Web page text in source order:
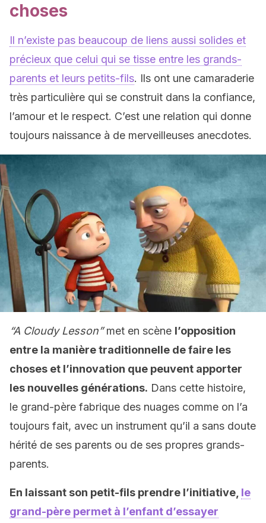
choses
Il n’existe pas beaucoup de liens aussi solides et
précieux que celui qui se tisse entre les grands-
parents et leurs petits-fils. Ils ont une camaraderie
très particulière qui se construit dans la confiance,
l’amour et le respect. C’est une relation qui donne
toujours naissance à de merveilleuses anecdotes.
“A Cloudy Lesson”met en scène l’opposition
entre la manière traditionnelle de faire les
choses et l’innovation que peuvent apporter
les nouvelles générations. Dans cette histoire,
le grand-père fabrique des nuages comme on l’a
toujours fait, avec un instrument qu’il a sans doute
hérité de ses parents ou de ses propres grands-
parents.
En laissant son petit-fils prendre l’initiative, le
grand-père permet à l’enfant d’essayer